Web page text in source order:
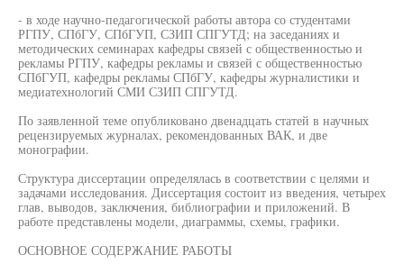
- в ходе научно-педагогической работы автора со студентами
РГПУ, СПбГУ, СПбГУП, СЗИП СПГУТД; на заседаниях и
методических семинарах кафедры связей с общественностью и
рекламы РГПУ, кафедры рекламы и связей с общественностью
СПбГУП, кафедры рекламы СПбГУ, кафедры журналистики и
медиатехнологий СМИ СЗИП СПГУТД.
По заявленной теме опубликовано двенадцать статей в научных
рецензируемых журналах, рекомендованных ВАК, и две
монографии.
Структура диссертации определялась в соответствии с целями и
задачами исследования. Диссертация состоит из введения, четырех
глав, выводов, заключения, библиографии и приложений. В
работе представлены модели, диаграммы, схемы, графики.
ОСНОВНОЕ СОДЕРЖАНИЕ РАБОТЫ